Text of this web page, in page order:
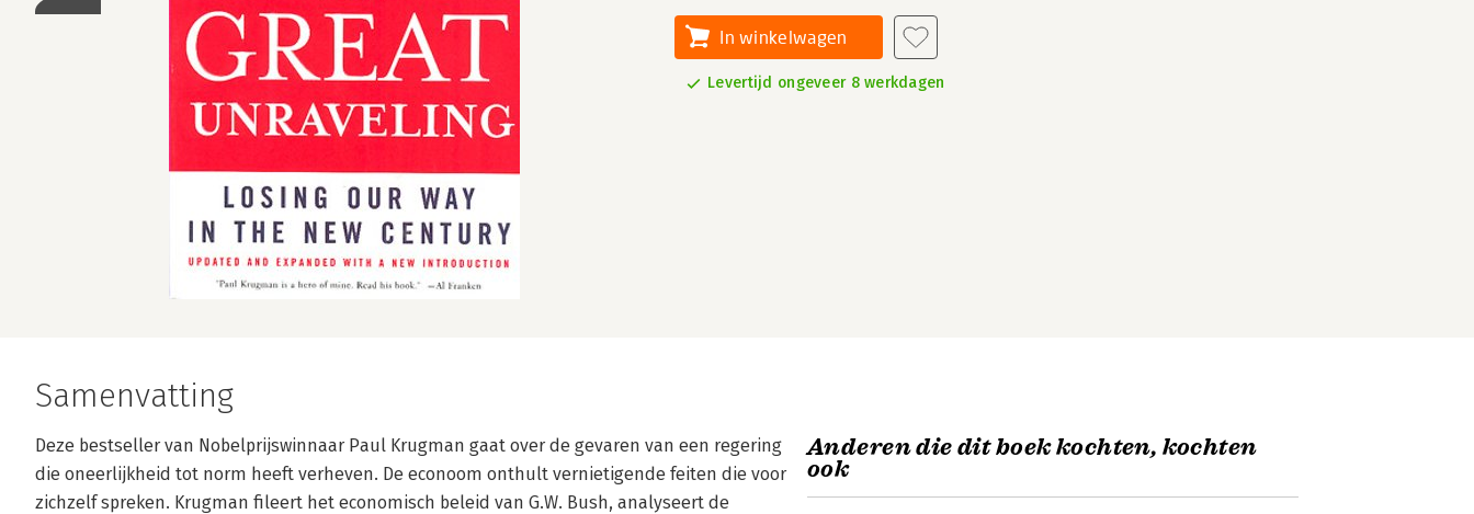
In winkelwagen
Levertijd ongeveer 8 werkdagen
Samenvatting
Deze bestseller van Nobelprijswinnaar Paul Krugman gaat over de gevaren van een regering
die oneerlijkheid tot norm heeft verheven. De econoom onthult vernietigende feiten die voor
zichzelf spreken. Krugman fileert het economisch beleid van G.W. Bush, analyseert de
Anderen die dit boek kochten, kochten
ook